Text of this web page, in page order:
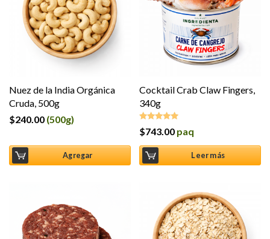
Nuez de la India Orgánica
Cruda, 500g
$240.00 (500g)
Agregar
Cocktail Crab Claw Fingers,
340g
Valorado en
$743.00 paq
Leer más